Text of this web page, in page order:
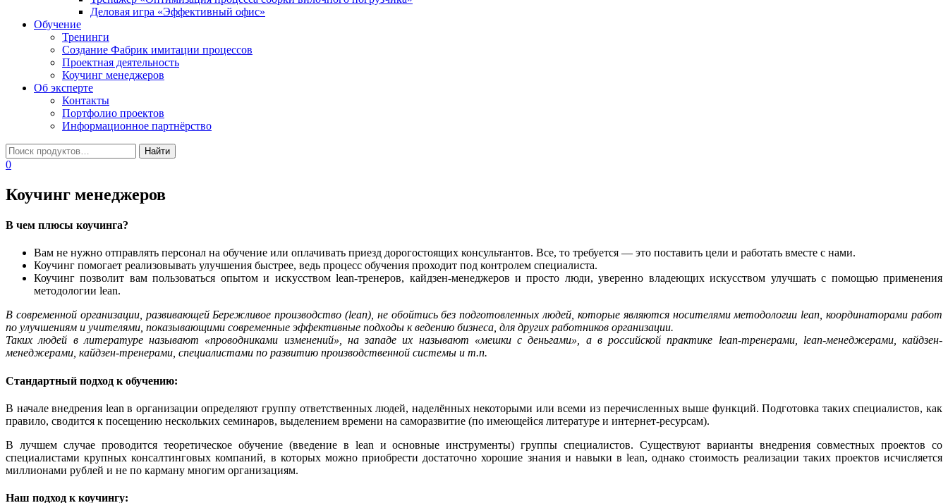
Деловая игра «Эффективный офис»
Обучение
Тренинги
Создание Фабрик имитации процессов
Проектная деятельность
Коучинг менеджеров
Об эксперте
Контакты
Портфолио проектов
Информационное партнёрство
0
Коучинг менеджеров
В чем плюсы коучинга?
Вам не нужно отправлять персонал на обучение или оплачивать приезд дорогостоящих консультантов. Все, то требуется — это поставить цели и работать вместе с нами.
Коучинг помогает реализовывать улучшения быстрее, ведь процесс обучения проходит под контролем специалиста.
Коучинг позволит вам пользоваться опытом и искусством lean-тренеров, кайдзен-менеджеров и просто люди, уверенно владеющих искусством улучшать с помощью применения
методологии lean.
В современной организации, развивающей Бережливое производство (lean), не обойтись без подготовленных людей, которые являются носителями методологии lean, координаторами работ
по улучшениям и учителями, показывающими современные эффективные подходы к ведению бизнеса, для других работников организации.
Таких людей в литературе называют «проводниками изменений», на западе их называют «мешки с деньгами», а в российской практике lean-тренерами, lean-менеджерами, кайдзен-
менеджерами, кайдзен-тренерами, специалистами по развитию производственной системы и т.п.
Стандартный подход к обучению:
В начале внедрения lean в организации определяют группу ответственных людей, наделённых некоторыми или всеми из перечисленных выше функций. Подготовка таких специалистов, как
правило, сводится к посещению нескольких семинаров, выделением времени на саморазвитие (по имеющейся литературе и интернет-ресурсам).
В лучшем случае проводится теоретическое обучение (введение в lean и основные инструменты) группы специалистов. Существуют варианты внедрения совместных проектов со
специалистами крупных консалтинговых компаний, в которых можно приобрести достаточно хорошие знания и навыки в lean, однако стоимость реализации таких проектов исчисляется
миллионами рублей и не по карману многим организациям.
Наш подход к коучингу: